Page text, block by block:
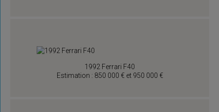
1992 Ferrari F40
Estimation : 850 000 € et 950 000 €